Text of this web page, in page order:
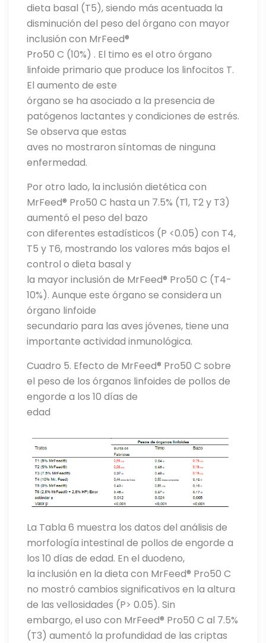
dieta basal (T5), siendo más acentuada la
disminución del peso del órgano con mayor
inclusión con MrFeed®
Pro50 C (10%) . El timo es el otro órgano
linfoide primario que produce los linfocitos T.
El aumento de este
órgano se ha asociado a la presencia de
patógenos lactantes y condiciones de estrés.
Se observa que estas
aves no mostraron síntomas de ninguna
enfermedad.
Por otro lado, la inclusión dietética con
MrFeed® Pro50 C hasta un 7.5% (T1, T2 y T3)
aumentó el peso del bazo
con diferentes estadísticos (P <0.05) con T4,
T5 y T6, mostrando los valores más bajos el
control o dieta basal y
la mayor inclusión de MrFeed® Pro50 C (T4-
10%). Aunque este órgano se considera un
órgano linfoide
secundario para las aves jóvenes, tiene una
importante actividad inmunológica.
Cuadro 5. Efecto de MrFeed® Pro50 C sobre
el peso de los órganos linfoides de pollos de
engorde a los 10 días de
edad
La Tabla 6 muestra los datos del análisis de
morfología intestinal de pollos de engorde a
los 10 días de edad. En el duodeno,
la inclusión en la dieta con MrFeed® Pro50 C
no mostró cambios significativos en la altura
de las vellosidades (P> 0.05). Sin
embargo, el uso con MrFeed® Pro50 C al 7.5%
(T3) aumentó la profundidad de las criptas